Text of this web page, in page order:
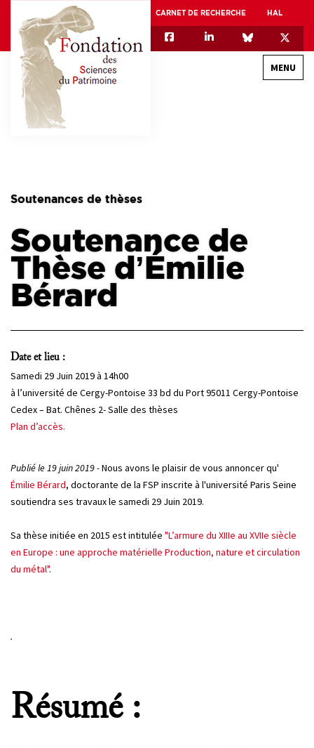
CARNET DE RECHERCHE HAL
MENU
ASSOCIATION DES JEUNES CHERCHEURS EN SCIENCES DU PATRIMOINE – AFJ2CSP
EQUIPEX PATRIMEX
EQUIPEX + ESPADON
MÉCÉNAT
APPELS À PROJETS
AGENDA
Soutenances de thèses
Soutenance de
Thèse d’Émilie
Bérard
Date et lieu :
Samedi 29 Juin 2019 à 14h00
à l’université de Cergy-Pontoise 33 bd du Port 95011 Cergy-Pontoise
Cedex – Bat. Chênes 2- Salle des thèses
Plan d’accès.
Publié le 19 juin 2019 -Nous avons le plaisir de vous annoncer qu'
Émilie Bérard, doctorante de la FSP inscrite à l'université Paris Seine
soutiendra ses travaux le samedi 29 Juin 2019.
Sa thèse initiée en 2015 est intitulée "L’armure du XIIIe au XVIIe siècle
en Europe : une approche matérielle Production, nature et circulation
du métal".
.
Résumé :